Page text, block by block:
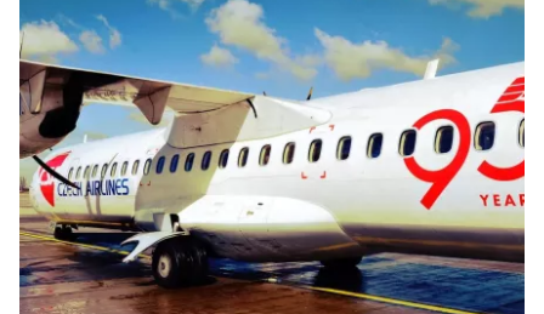
Continuați cu Facebook
Continuați cu e-mailul